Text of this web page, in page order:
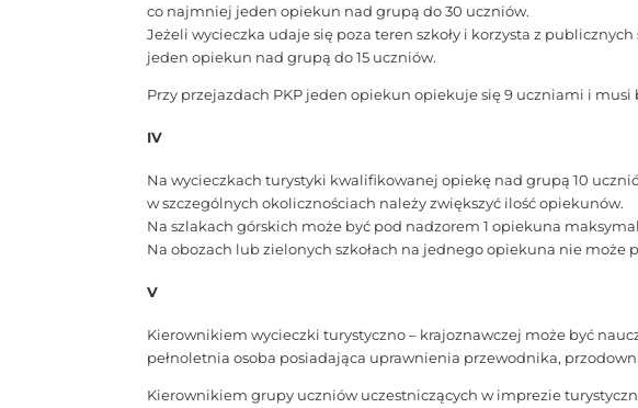
co najmniej jeden opiekun nad grupą do 30 uczniów.
Jeżeli wycieczka udaje się poza teren szkoły i korzysta z
jeden opiekun nad grupą do 15 uczniów.
Przy przejazdach PKP jeden opiekun opiekuje się 9 uczniami i
IV
Na wycieczkach turystyki kwalifikowanej opiekę nad grupą 10
w szczególnych okolicznościach należy zwiększyć ilość opiekunów.
Na szlakach górskich może być pod nadzorem 1 opiekuna
Na obozach lub zielonych szkołach na jednego opiekuna nie może
V
Kierownikiem wycieczki turystyczno – krajoznawczej może być
pełnoletnia osoba posiadająca uprawnienia przewodnika,
Kierownikiem grupy uczniów uczestniczących w imprezie